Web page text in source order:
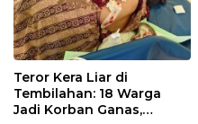
Teror Kera Liar di
Tembilahan: 18 Warga
Jadi Korban Ganas,